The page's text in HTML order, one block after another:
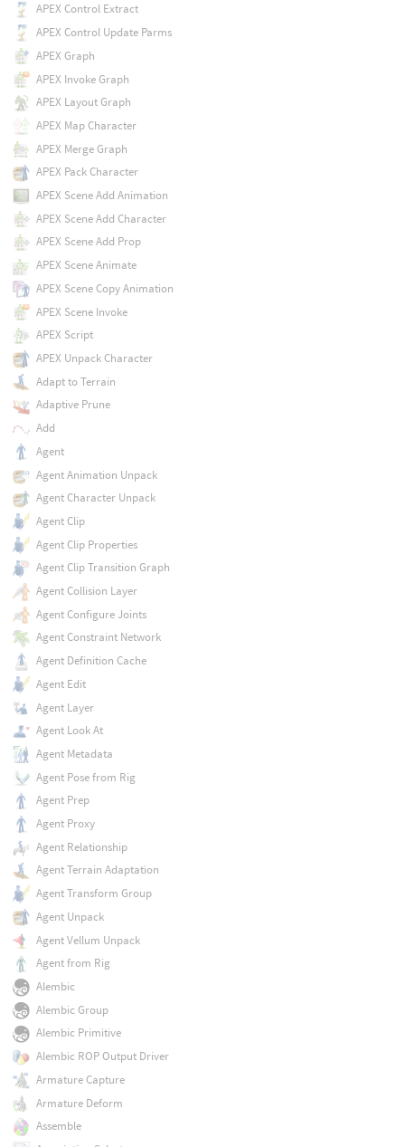
APEX Control Extract
APEX Control Update Parms
APEX Graph
APEX Invoke Graph
APEX Layout Graph
APEX Map Character
APEX Merge Graph
APEX Pack Character
APEX Scene Add Animation
APEX Scene Add Character
APEX Scene Add Prop
APEX Scene Animate
APEX Scene Copy Animation
APEX Scene Invoke
APEX Script
APEX Unpack Character
Adapt to Terrain
Adaptive Prune
Add
Agent
Agent Animation Unpack
Agent Character Unpack
Agent Clip
Agent Clip Properties
Agent Clip Transition Graph
Agent Collision Layer
Agent Configure Joints
Agent Constraint Network
Agent Definition Cache
Agent Edit
Agent Layer
Agent Look At
Agent Metadata
Agent Pose from Rig
Agent Prep
Agent Proxy
Agent Relationship
Agent Terrain Adaptation
Agent Transform Group
Agent Unpack
Agent Vellum Unpack
Agent from Rig
Alembic
Alembic Group
Alembic Primitive
Alembic ROP Output Driver
Armature Capture
Armature Deform
Assemble